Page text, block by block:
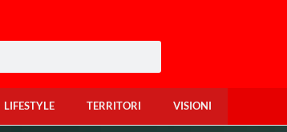
LIFESTYLE TERRITORI VISIONI